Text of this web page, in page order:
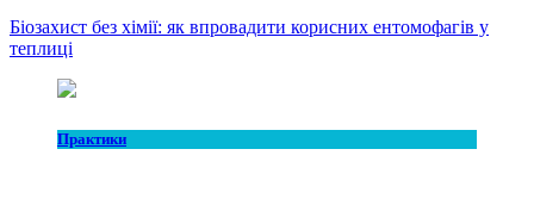
Біозахист без хімії: як впровадити корисних ентомофагів у
теплиці
Практики